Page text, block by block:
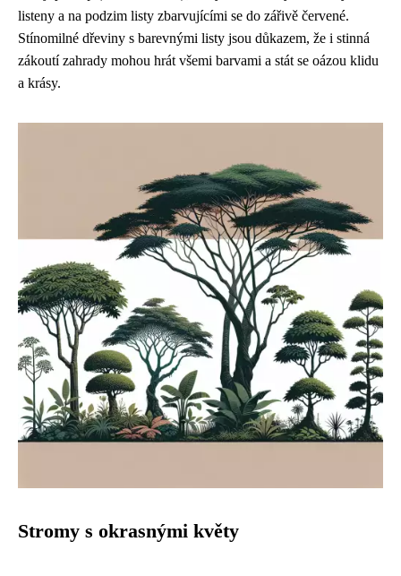
listeny a na podzim listy zbarvujícími se do zářivě červené.
Stínomilné dřeviny s barevnými listy jsou důkazem, že i stinná
zákoutí zahrady mohou hrát všemi barvami a stát se oázou klidu
a krásy.
Stromy s okrasnými květy